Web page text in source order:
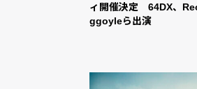
ィ開催決定 64DX、
ggoyleら出演